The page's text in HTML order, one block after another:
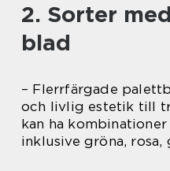
2. Sorter
blad
– Flerrfärgade
och livlig estetik till
kan ha
inklusive gröna, rosa,